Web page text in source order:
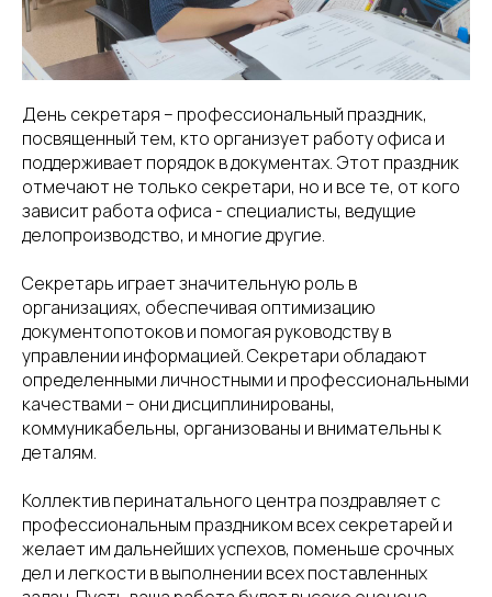
День секретаря – профессиональный праздник,
посвященный тем, кто организует работу офиса и
поддерживает порядок в документах. Этот праздник
отмечают не только секретари, но и все те, от кого
зависит работа офиса - специалисты, ведущие
делопроизводство, и многие другие.
Секретарь играет значительную роль в
организациях, обеспечивая оптимизацию
документопотоков и помогая руководству в
управлении информацией. Секретари обладают
определенными личностными и профессиональными
качествами – они дисциплинированы,
коммуникабельны, организованы и внимательны к
деталям.
Коллектив перинатального центра поздравляет с
профессиональным праздником всех секретарей и
желает им дальнейших успехов, поменьше срочных
дел и легкости в выполнении всех поставленных